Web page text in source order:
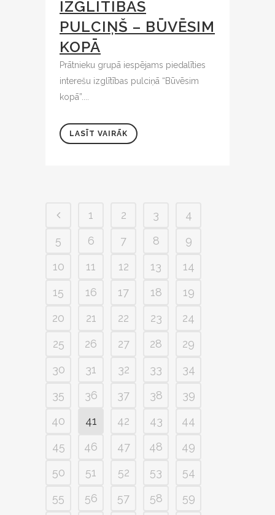
IZGLĪTĪBAS
PULCIŅŠ – BŪVĒSIM
KOPĀ
Prātnieku grupā iespējams piedalīties
interešu izglītības pulciņā “Būvēsim
kopā”....
LASĪT VAIRĀK
1 2 3
4
5
6 7 8
9
10
11 12 13
14
15
16 17 18
19
20
21 22 23
24
25
26 27 28
29
30
31 32 33
34
35
36 37 38
39
40
41 42 43
44
45
46 47 48
49
50
51 52 53
54
55
56 57 58 59